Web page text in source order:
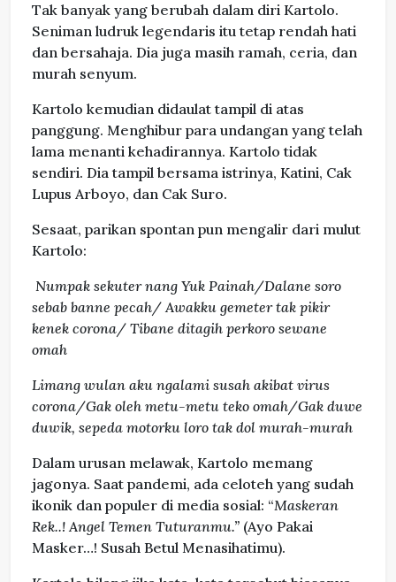
Tak banyak yang berubah dalam diri Kartolo.
Seniman ludruk legendaris itu tetap rendah hati
dan bersahaja. Dia juga masih ramah, ceria, dan
murah senyum.
Kartolo kemudian didaulat tampil di atas
panggung. Menghibur para undangan yang telah
lama menanti kehadirannya. Kartolo tidak
sendiri. Dia tampil bersama istrinya, Katini, Cak
Lupus Arboyo, dan Cak Suro.
Sesaat, parikan spontan pun mengalir dari mulut
Kartolo:
Numpak sekuter nang Yuk Painah/Dalane soro
sebab banne pecah/Awakku gemeter tak pikir
kenek corona/ Tibane ditagih perkoro sewane
omah
Limang wulan aku ngalami susah akibat virus
corona/Gak oleh metu-metu teko omah/Gak duwe
duwik, sepeda motorku loro tak dol murah-murah
Dalam urusan melawak, Kartolo memang
jagonya. Saat pandemi, ada celoteh yang sudah
ikonik dan populer di media sosial: “Maskeran
Rek..! Angel Temen Tuturanmu.” (Ayo Pakai
Masker…! Susah Betul Menasihatimu).